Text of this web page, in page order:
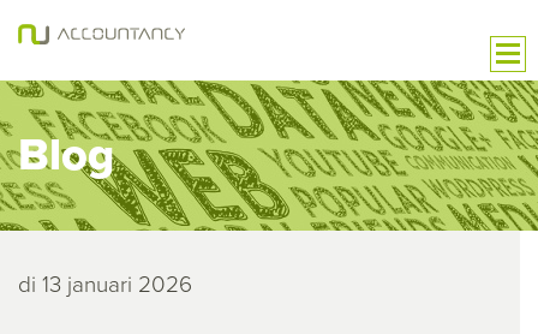
Blog
di 13 januari 2026